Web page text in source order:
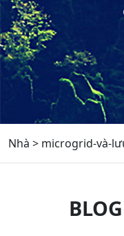
Nhà > microgrid-và-